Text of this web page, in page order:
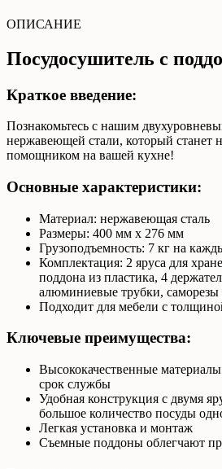
ОПИСАНИЕ
Посудосушитель с
Краткое введение:
Познакомьтесь с нашим
нержавеющей стали, который станет
помощником на вашей кухне!
Основные характеристики:
Материал: нержавеющая сталь
Размеры: 400 мм x 276 мм
Грузоподъемность: 7 кг на
Комплектация: 2 яруса для
поддона из пластика, 4
алюминиевые трубки, саморезы
Подходит для мебели с
Ключевые преимущества:
Высококачественные
срок службы
Удобная конструкция с двумя
большое количество посуды
Легкая установка и монтаж
Съемные поддоны облегчают